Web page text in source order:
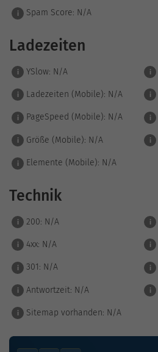
i Spam Score: N/A
Ladezeiten
i YSlow: N/A i
i Ladezeiten (Mobile): N/A i
i PageSpeed (Mobile): N/A i
i Größe (Mobile): N/A i
i Elemente (Mobile): N/A
Technik
i 200: N/A i
i 4xx: N/A i
i 301: N/A i
i Antwortzeit: N/A i
i Sitemap vorhanden: N/A